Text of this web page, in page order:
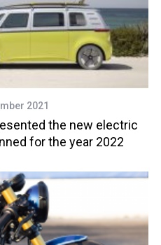
2021
the new electric
for the year 2022